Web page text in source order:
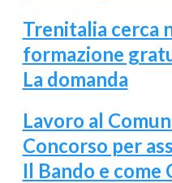
Trenitalia cerca
formazione
La domanda
Lavoro al
Concorso per
Il Bando e come